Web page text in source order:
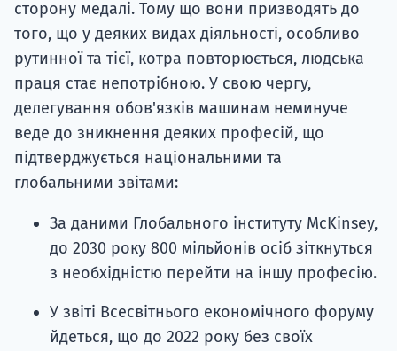
сторону медалі. Тому що вони призводять до
того, що у деяких видах діяльності, особливо
рутинної та тієї, котра повторюється, людська
праця стає непотрібною. У свою чергу,
делегування обов'язків машинам неминуче
веде до зникнення деяких професій, що
підтверджується національними та
глобальними звітами:
За даними Глобального інституту McKinsey,
до 2030 року 800 мільйонів осіб зіткнуться
з необхідністю перейти на іншу професію.
У звіті Всесвітнього економічного форуму
йдеться, що до 2022 року без своїх